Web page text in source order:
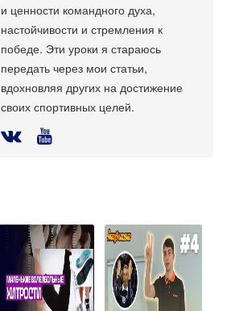
и ценности командного духа,
настойчивости и стремления к
победе. Эти уроки я стараюсь
передать через мои статьи,
вдохновляя других на достижение
своих спортивных целей.